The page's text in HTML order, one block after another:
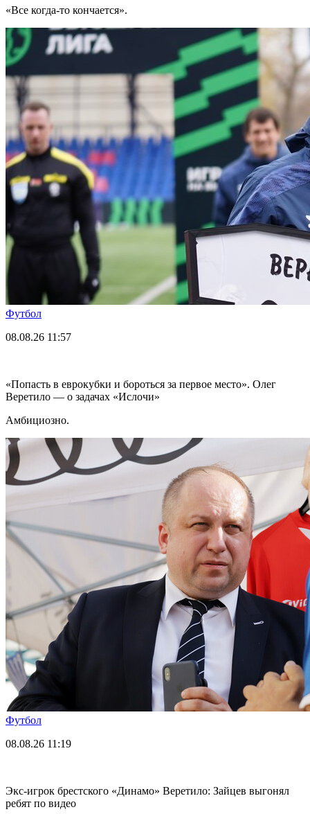
«Все когда-то кончается».
Футбол
08.08.26 11:57
«Попасть в еврокубки и бороться за первое место». Олег
Веретило — о задачах «Ислочи»
Амбициозно.
Футбол
08.08.26 11:19
Экс-игрок брестского «Динамо» Веретило: Зайцев выгонял
ребят по видео